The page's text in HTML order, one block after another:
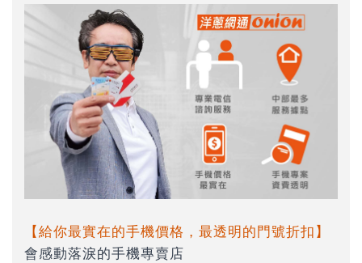
【給你最實在的手機價格，最透明的門號折扣】
會感動落淚的手機專賣店